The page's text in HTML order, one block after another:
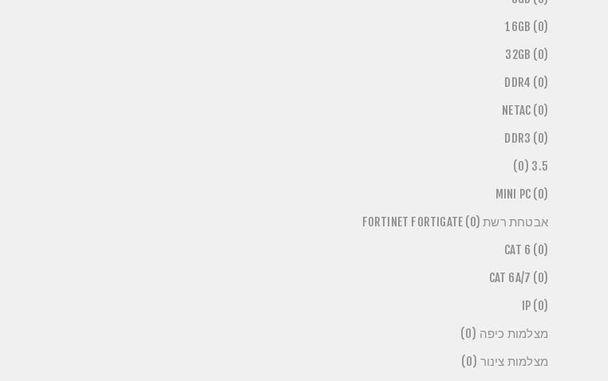
16GB (0)
32GB (0)
DDR4 (0)
NETAC (0)
DDR3 (0)
3.5 (0)
MINI PC (0)
אבטחת רשת FORTINET FORTIGATE (0)
CAT 6 (0)
CAT 6A/7 (0)
IP (0)
מצלמות כיפה (0)
מצלמות צינור (0)